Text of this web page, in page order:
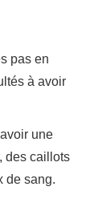
pas en
à avoir
une
des caillots
de sang.